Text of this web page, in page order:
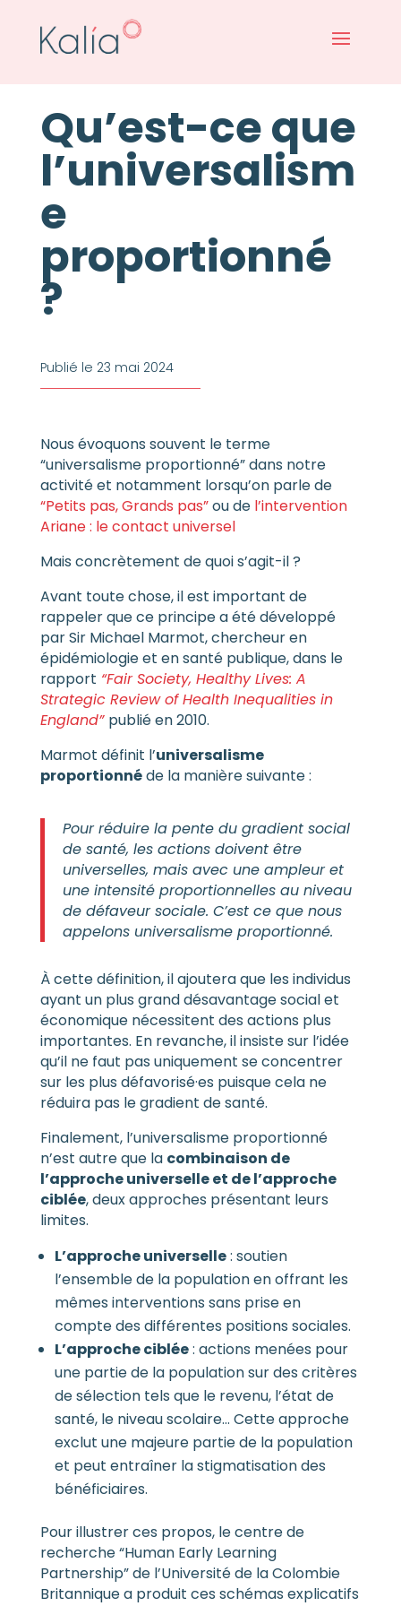
Qu’est-ce que
l’universalism
e
proportionné
?
Publié le 23 mai 2024
Nous évoquons souvent le terme
“universalisme proportionné” dans notre
activité et notamment lorsqu’on parle de
“Petits pas, Grands pas”ou de l’intervention
Ariane : le contact universel
Mais concrètement de quoi s’agit-il ?
Avant toute chose, il est important de
rappeler que ce principe a été développé
par Sir Michael Marmot, chercheur en
épidémiologie et en santé publique, dans le
rapport “Fair Society, Healthy Lives: A
Strategic Review of Health Inequalities in
England” publié en 2010.
Marmot définit l’universalisme
proportionnéde la manière suivante :
Pour réduire la pente du gradient social
de santé, les actions doivent être
universelles, mais avec une ampleur et
une intensité proportionnelles au niveau
de défaveur sociale. C’est ce que nous
appelons universalisme proportionné.
À cette définition, il ajoutera que les individus
ayant un plus grand désavantage social et
économique nécessitent des actions plus
importantes. En revanche, il insiste sur l’idée
qu’il ne faut pas uniquement se concentrer
sur les plus défavorisé·es puisque cela ne
réduira pas le gradient de santé.
Finalement, l’universalisme proportionné
n’est autre que la combinaison de
l’approche universelle et de l’approche
ciblée, deux approches présentant leurs
limites.
L’approche universelle: soutien
l’ensemble de la population en offrant les
mêmes interventions sans prise en
compte des différentes positions sociales.
L’approche ciblée: actions menées pour
une partie de la population sur des critères
de sélection tels que le revenu, l’état de
santé, le niveau scolaire… Cette approche
exclut une majeure partie de la population
et peut entraîner la stigmatisation des
bénéficiaires.
Pour illustrer ces propos, le centre de
recherche “Human Early Learning
Partnership” de l’Université de la Colombie
Britannique a produit ces schémas explicatifs